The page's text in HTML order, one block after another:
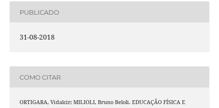
PUBLICADO
31-08-2018
COMO CITAR
ORTIGARA, Vidalcir; MILIOLI, Bruno Beloli. EDUCAÇÃO FÍSICA E